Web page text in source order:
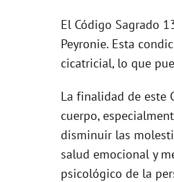
El Código Sagrado
Peyronie. Esta
cicatricial, lo que
La finalidad de este
cuerpo,
disminuir las
salud emocional y
psicológico de la